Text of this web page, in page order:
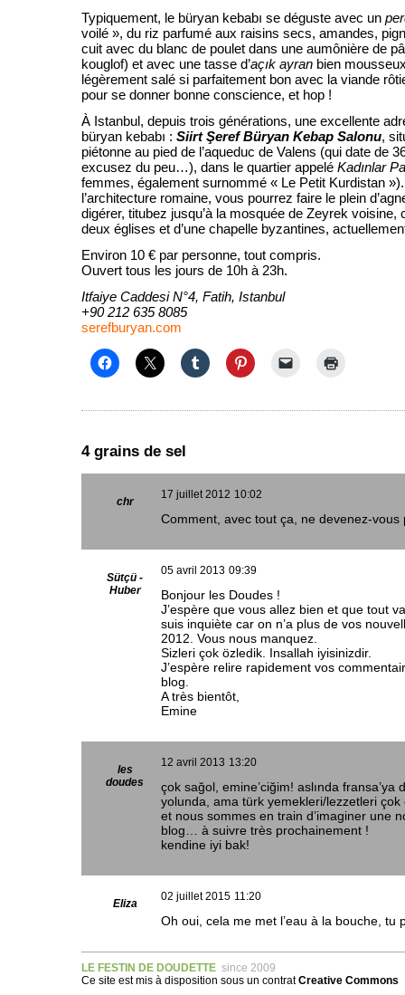
Typiquement, le büryan kebabı se déguste avec un
voilé », du riz parfumé aux raisins secs, amandes,
cuit avec du blanc de poulet dans une aumônière de
kouglof) et avec une tasse d’açık ayran bien
légèrement salé si parfaitement bon avec la viande
pour se donner bonne conscience, et hop !
À Istanbul, depuis trois générations, une excellente
büryan kebabı : SiirtŞeref Büryan Kebap Salonu,
piétonne au pied de l’aqueduc de Valens (qui date de
excusez du peu…), dans le quartier appelé Kadınlar
femmes, également surnommé « Le Petit Kurdistan
l’architecture romaine, vous pourrez faire le plein
digérer, titubez jusqu’à la mosquée de Zeyrek voisine,
deux églises et d’une chapelle byzantines,
Environ 10 € par personne, tout compris.
Ouvert tous les jours de 10h à 23h.
Itfaiye Caddesi N°4, Fatih, Istanbul
+90 212 635 8085
serefburyan.com
4 grains de sel
chr
17 juillet 2012 10:02
Comment, avec tout ça, ne devenez-vous
Sütçü -
Huber
05 avril 2013 09:39
Bonjour les Doudes !
J’espère que vous allez bien et que tout
suis inquiète car on n’a plus de vos
2012. Vous nous manquez.
Sizleri çok özledik. Insallah iyisinizdir.
J’espère relire rapidement vos
blog.
A très bientôt,
Emine
les
doudes
12 avril 2013 13:20
çok sağol, emine’ciğim! aslında fransa’ya
yolunda, ama türk yemekleri/lezzetleri çok
et nous sommes en train d’imaginer une
blog… à suivre très prochainement !
kendine iyi bak!
Eliza
02 juillet 2015 11:20
Oh oui, cela me met l’eau à la bouche, tu
LE FESTIN DE DOUDETTE since 2009
Ce site est mis à disposition sous un contratCreative Commons